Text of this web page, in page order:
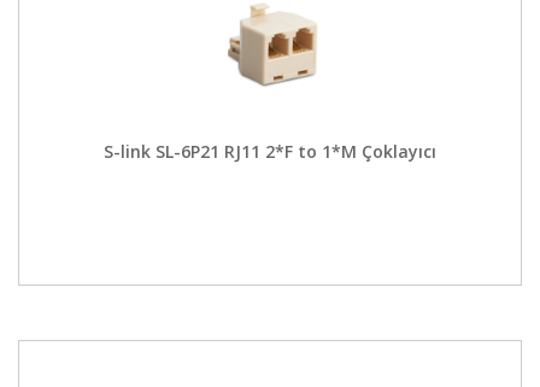
S-link SL-6P21 RJ11 2*F to 1*M Çoklayıcı